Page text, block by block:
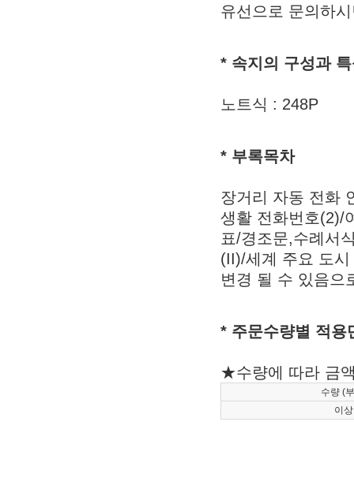
유선으로 문의하
* 속지의 구성과
노트식 : 248P
* 부록목차
장거리 자동 전화
생활 전화번호(2)/
표/경조문,수례서
(II)/세계 주요 도
변경 될 수 있음으
* 주문수량별 적용
★수량에 따라 금
수량 (
이상